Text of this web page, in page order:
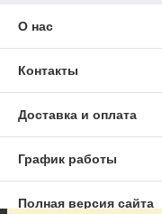
О нас
Контакты
Доставка и оплата
График работы
Полная версия сайта